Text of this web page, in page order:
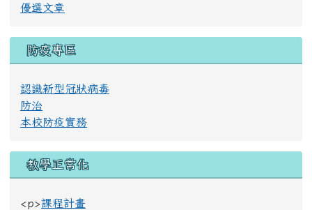
優選文章
防疫專區
認識新型冠狀病毒
防治
本校防疫實務
教學正常化
<p>課程計畫